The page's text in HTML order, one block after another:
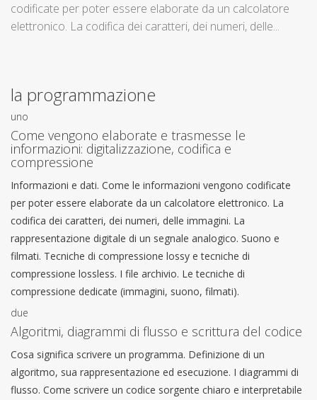
codificate per poter essere elaborate da un calcolatore
elettronico. La codifica dei caratteri, dei numeri, delle...
la programmazione
uno
Come vengono elaborate e trasmesse le
informazioni: digitalizzazione, codifica e
compressione
Informazioni e dati. Come le informazioni vengono codificate
per poter essere elaborate da un calcolatore elettronico. La
codifica dei caratteri, dei numeri, delle immagini. La
rappresentazione digitale di un segnale analogico. Suono e
filmati. Tecniche di compressione lossy e tecniche di
compressione lossless. I file archivio. Le tecniche di
compressione dedicate (immagini, suono, filmati).
due
Algoritmi, diagrammi di flusso e scrittura del codice
Cosa significa scrivere un programma. Definizione di un
algoritmo, sua rappresentazione ed esecuzione. I diagrammi di
flusso. Come scrivere un codice sorgente chiaro e interpretabile